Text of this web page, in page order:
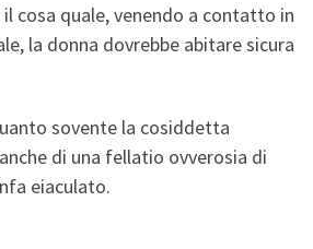
cosa quale, venendo a contatto in
la donna dovrebbe abitare sicura
sovente la cosiddetta
di una fellatio ovverosia di
eiaculato.